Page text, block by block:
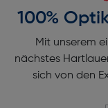
100%
Mit unserem
nächstes
sich von den